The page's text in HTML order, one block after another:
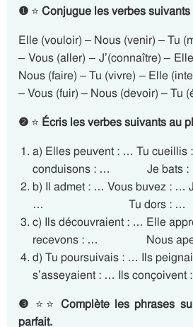
❶ ⭐ Conjugue les verbes
Elle (vouloir) – Nous (venir) – Tu
– Vous (aller) – J’(connaître) –
Nous (faire) – Tu (vivre) – Elle
– Vous (fuir) – Nous (devoir) – Tu
❷ ⭐ Écris les verbes suivants au
a) Elles peuvent : … Tu cueillis
conduisons : … Je bats :
b) Il admet : … Vous buvez : …
… Tu dors : …
c) Ils découvraient : … Elle
recevons : … Nous
d) Tu poursuivais : … Ils
s’asseyaient : … Ils conçoivent
❸ ⭐⭐Complète les phrases
parfait.